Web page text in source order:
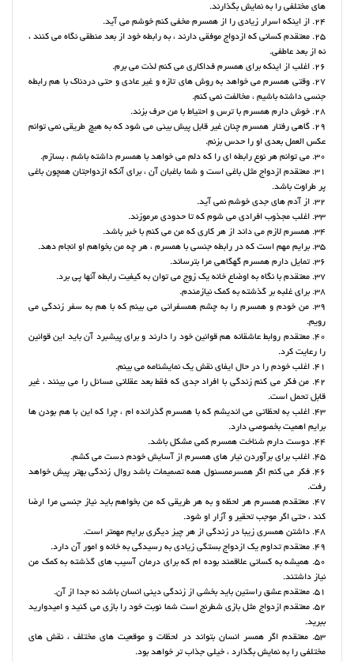
های مختلفی را به نمایش بگذارند.
24. از اینکه اسرار زیادی را از همسرم مخفی کنم خوشم می آید.
25. معتقدم کسانی که ازدواج موفقی دارند ، به رابطه خود از بعد منطقی نگاه می کنند ،
نه از بعد عاطفی.
26. اغلب از اینکه برای همسرم فداکاری می کنم لذت می برم.
27. وقتی همسرم می خواهد به روش های تازه و غیر عادی و حتی دردناک با هم رابطه
جنسی داشته باشیم ، مخالفت نمی کنم.
28. خوش دارم همسرم با ترس و احتیاط با من حرف بزند.
29. گاهی رفتار همسرم چنان غیر قابل پیش بینی می شود که به هیچ طریقی نمی توانم
عکس العمل بعدی او را حدس بزنم.
30. می توانم هر نوع رابطه ای را که دلم می خواهد با همسرم داشته باشم ، بسازم.
31. معتقدم ازدواج مثل باغی است و شما باغبان آن ، برای آنکه ازدواجتان همچون باغی
پر طراوت باشد.
32. از آدم های جدی خوشم نمی آید.
33. اغلب مجذوب افرادی می شوم که تا حدودی مرموزند.
34. همسرم لازم می داند از هر کاری که من می کنم با خبر باشد.
35. برایم مهم است که در رابطه جنسی با همسرم ، هر چه من بخواهم او انجام دهد.
36. تمایل دارم همسرم گهگاهی مرا بترساند.
37. معتقدم با نگاه به اوضاع خانه یک زوج می توان به کیفیت رابطه آنها پی برد.
38. برای غلبه بر گذشته به کمک نیازمندم.
39. من خودم و همسرم را به چشم همسفرانی می بینم که با هم به سفر زندگی می
رویم.
40. معتقدم روابط عاشقانه هم قوانین خود را دارند و برای پیشبرد آن باید این قوانین
را رعایت کرد.
41. اغلب خودم را در حال ایفای نقش یک نمایشنامه می بینم.
42. من فکر می کنم زندگی با افراد جدی که فقط بعد عقلانی مسائل را می بینند ، غیر
قابل تحمل است.
43. اغلب به لحظاتی می اندیشم که با همسرم گذرانده ام ، چرا که این با هم بودن ها
برایم اهمیت بخصوصی دارد.
44. دوست دارم شناخت همسرم کمی مشکل باشد.
45. اغلب برای برآوردن نیار های همسرم از آسایش خودم دست می کشم.
46. فکر می کنم اگر همسرممسئول همه تصمیمات باشد روال زندگی بهتر پیش خواهد
رفت.
47. معتقدم همسرم هر لحظه و به هر طریقی که من بخواهم باید نیاز جنسی مرا ارضا
کند ، حتی اگر موجب تحقیر و آزار او شود.
48. داشتن همسری زیبا در زندگی از هر چیز دیگری برایم مهمتر است.
49. معتقدم تداوم یک ازدواج بستگی زیادی به رسیدگی به خانه و امور آن دارد.
50. همیشه به کسانی علاقمند بوده ام که برای درمان آسیب های گذشته به کمک من
نیاز داشتند.
51. معتقدم عشق راستین باید بخشی از زندگی دینی انسان باشد نه جدا از آن.
52. معتقدم ازدواج مثل بازی شطرنج است شما نوبت خود را بازی می کنید و امیدوارید
ببرید.
53. معتقدم اگر همسر انسان بتواند در لحظات و موقعیت های مختلف ، نقش های
مختلفی را به نمایش بگذارد ، خیلی جذاب تر خواهد بود.